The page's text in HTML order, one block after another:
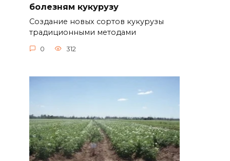
болезням кукурузу
Создание новых сортов кукурузы
традиционными методами
0 312